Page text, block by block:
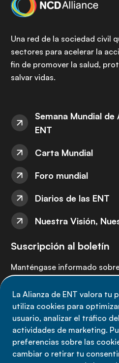
La Alianza de ENT valora tu
utiliza cookies para
usuario, analizar el tráfico
actividades de marketing.
preferencias sobre las
cambiar o retirar tu
Una red de la sociedad civil
sectores para acelerar la
fin de promover la salud,
salvar vidas.
Semana Mundial
ENT
Carta Mundial
Foro mundial
Diarios de las ENT
Nuestra Visión,
Suscripción al boletín
Manténgase informado
Suscríbete ahora